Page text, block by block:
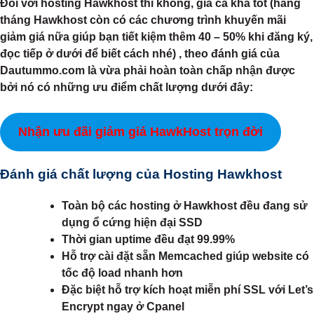
Đối với hosting Hawkhost thì không, giá cả khá tốt (hàng
tháng Hawkhost còn có các chương trình khuyến mãi
giảm giá nữa giúp bạn tiết kiệm thêm 40 – 50% khi đăng ký,
đọc tiếp ở dưới để biết cách nhé) , theo đánh giá của
Dautummo.com là vừa phải hoàn toàn chấp nhận được
bởi nó có những ưu điểm chất lượng dưới đây:
Nhận ưu đãi giảm giá HawkHost trọn đời
Đánh giá chất lượng của Hosting Hawkhost
Toàn bộ các hosting ở Hawkhost đều đang sử
dụng ổ cứng hiện đại SSD
Thời gian uptime đều đạt 99.99%
Hỗ trợ cài đặt sẵn Memcached giúp website có
tốc độ load nhanh hơn
Đặc biệt hỗ trợ kích hoạt miễn phí SSL với Let’s
Encrypt ngay ở Cpanel